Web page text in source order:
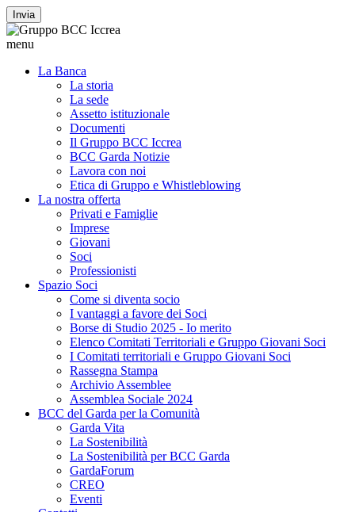
Invia
menu
La Banca
La storia
La sede
Assetto istituzionale
Documenti
Il Gruppo BCC Iccrea
BCC Garda Notizie
Lavora con noi
Etica di Gruppo e Whistleblowing
La nostra offerta
Privati e Famiglie
Imprese
Giovani
Soci
Professionisti
Spazio Soci
Come si diventa socio
I vantaggi a favore dei Soci
Borse di Studio 2025 - Io merito
Elenco Comitati Territoriali e Gruppo Giovani Soci
I Comitati territoriali e Gruppo Giovani Soci
Rassegna Stampa
Archivio Assemblee
Assemblea Sociale 2024
BCC del Garda per la Comunità
Garda Vita
La Sostenibilità
La Sostenibilità per BCC Garda
GardaForum
CREO
Eventi